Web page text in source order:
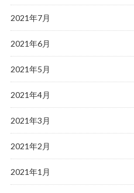
2021年7月
2021年6月
2021年5月
2021年4月
2021年3月
2021年2月
2021年1月